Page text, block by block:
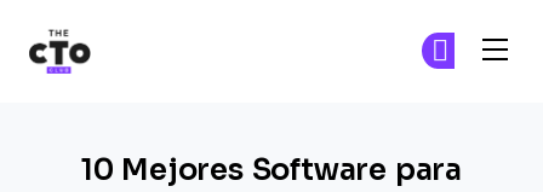
10 Mejores Software para